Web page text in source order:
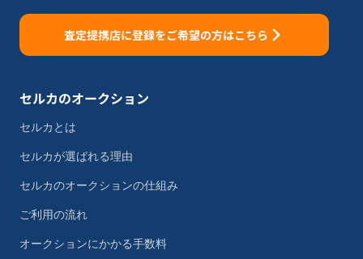
査定提携店に登録をご希望の方はこちら
セルカのオークション
セルカとは
セルカが選ばれる理由
セルカのオークションの仕組み
ご利用の流れ
オークションにかかる手数料